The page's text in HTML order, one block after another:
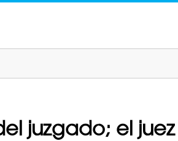
juzgado; el juez